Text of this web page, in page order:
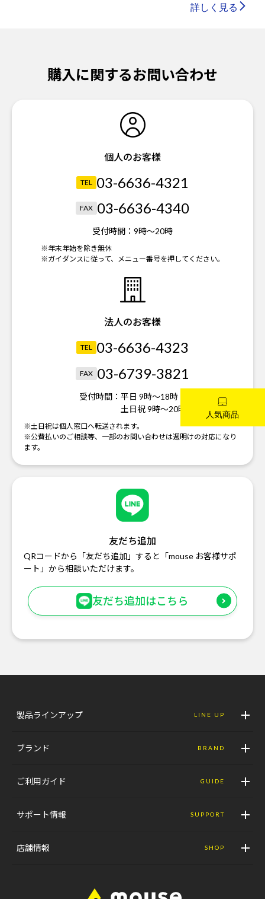
詳しく見る
購入に関するお問い合わせ
個人のお客様
TEL 03-6636-4321
FAX 03-6636-4340
受付時間： 9時～20時
※年末年始を除き無休
※ガイダンスに従って、メニュー番号を押してください。
法人のお客様
TEL 03-6636-4323
FAX 03-6739-3821
受付時間： 平日 9時～18時
土日祝 9時～20時
※土日祝は個人窓口へ転送されます。
※公費払いのご相談等、一部のお問い合わせは週明けの対応になり
ます。
友だち追加
QRコードから「友だち追加」すると「mouse お客様サポ
ート」から相談いただけます。
友だち追加はこちら
製品ラインアップ LINE UP
ブランド BRAND
ご利用ガイド GUIDE
サポート情報 SUPPORT
店舗情報 SHOP